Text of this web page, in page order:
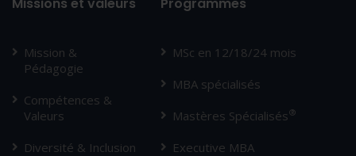
Mission &
Pédagogie
Compétences &
Valeurs
Diversité & Inclusion
MSc en 12/18/24 mois
MBA spécialisés
Mastères Spécialisés®
Executive MBA